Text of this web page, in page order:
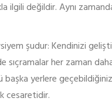
ilgili değildir. Aynı
şudur: Kendinizi
sıçramalar her zaman
yerlere
cesaretidir.